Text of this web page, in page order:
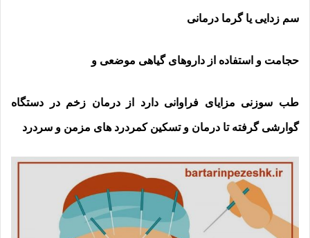
سم زدایی یا گرما درمانی
حجامت و استفاده از داروهای گیاهی موضعی و
طب سوزنی مزایای فراوانی دارد از درمان زخم در دستگاه
گوارشی گرفته تا درمان و تسکین کمردرد های مزمن و سردرد